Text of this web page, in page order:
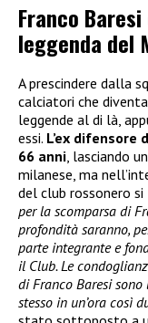
Franco
leggenda del
A prescindere dalla
calciatori che
leggende al di là,
essi. L’ex difensore
66 anni, lasciando
milanese, ma
del club rossonero si
per la scomparsa di
profondità saranno,
parte integrante e
il Club. Le
di Franco Baresi sono
stesso in un’ora così